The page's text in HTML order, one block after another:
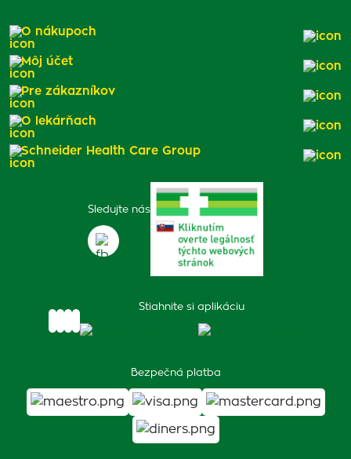
Sledujte nás
Stiahnite si aplikáciu
Bezpečná platba
O nákupoch
Môj účet
Pre zákazníkov
O lekárňach
Schneider Health Care Group